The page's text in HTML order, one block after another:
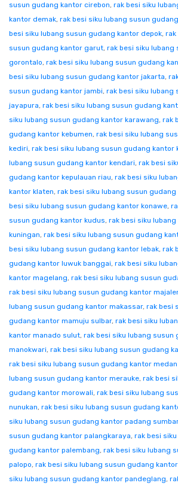
susun gudang kantor cirebon, rak besi siku
kantor demak, rak besi siku lubang susun
besi siku lubang susun gudang kantor depok, rak
susun gudang kantor garut, rak besi siku
gorontalo, rak besi siku lubang susun gudang
besi siku lubang susun gudang kantor jakarta,
susun gudang kantor jambi, rak besi siku lubang
jayapura, rak besi siku lubang susun gudang
siku lubang susun gudang kantor karawang, rak
gudang kantor kebumen, rak besi siku lubang
kediri, rak besi siku lubang susun gudang kantor
lubang susun gudang kantor kendari, rak besi
gudang kantor kepulauan riau, rak besi siku
kantor klaten, rak besi siku lubang susun gudang
besi siku lubang susun gudang kantor konawe,
susun gudang kantor kudus, rak besi siku
kuningan, rak besi siku lubang susun gudang
besi siku lubang susun gudang kantor lebak, rak
gudang kantor luwuk banggai, rak besi siku
kantor magelang, rak besi siku lubang susun
rak besi siku lubang susun gudang kantor
lubang susun gudang kantor makassar, rak besi
gudang kantor mamuju sulbar, rak besi siku
kantor manado sulut, rak besi siku lubang susun
manokwari, rak besi siku lubang susun gudang
rak besi siku lubang susun gudang kantor
lubang susun gudang kantor merauke, rak besi
gudang kantor morowali, rak besi siku lubang
nunukan, rak besi siku lubang susun gudang
siku lubang susun gudang kantor padang sumbar
susun gudang kantor palangkaraya, rak besi
gudang kantor palembang, rak besi siku lubang
palopo, rak besi siku lubang susun gudang
siku lubang susun gudang kantor pandeglang,